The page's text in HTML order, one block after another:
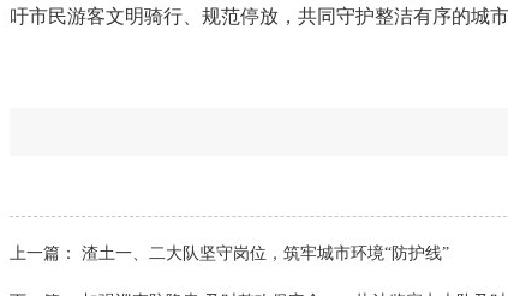
吁市民游客文明骑行、规范停放，共同守护整洁有序的城
上一篇： 渣土一、二大队坚守岗位，筑牢城市环境“防护线”